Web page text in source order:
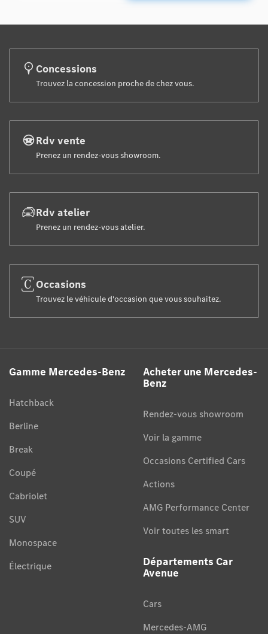
Concessions
Trouvez la concession proche de chez vous.
Rdv vente
Prenez un rendez-vous showroom.
Rdv atelier
Prenez un rendez-vous atelier.
Occasions
Trouvez le véhicule d'occasion que vous souhaitez.
Gamme Mercedes-Benz
Hatchback
Berline
Break
Coupé
Cabriolet
SUV
Monospace
Électrique
Acheter une Mercedes-
Benz
Rendez-vous showroom
Voir la gamme
Occasions Certified Cars
Actions
AMG Performance Center
Voir toutes les smart
Départements Car
Avenue
Cars
Mercedes-AMG